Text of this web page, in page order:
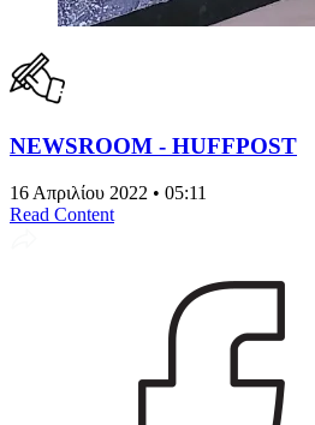
NEWSROOM - HUFFPOST
16 Απριλίου 2022 • 05:11
Read Content